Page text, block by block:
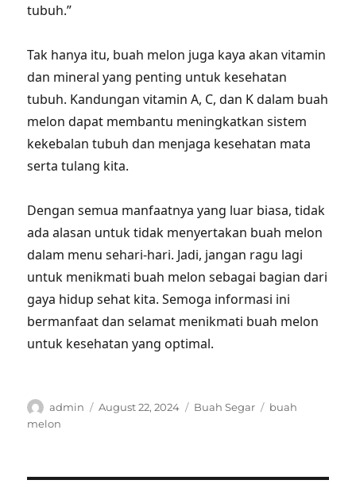
tubuh.”
Tak hanya itu, buah melon juga kaya akan vitamin
dan mineral yang penting untuk kesehatan
tubuh. Kandungan vitamin A, C, dan K dalam buah
melon dapat membantu meningkatkan sistem
kekebalan tubuh dan menjaga kesehatan mata
serta tulang kita.
Dengan semua manfaatnya yang luar biasa, tidak
ada alasan untuk tidak menyertakan buah melon
dalam menu sehari-hari. Jadi, jangan ragu lagi
untuk menikmati buah melon sebagai bagian dari
gaya hidup sehat kita. Semoga informasi ini
bermanfaat dan selamat menikmati buah melon
untuk kesehatan yang optimal.
Author
admin
Posted
August 22, 2024 Categories
Buah Segar Tags
buah
melon